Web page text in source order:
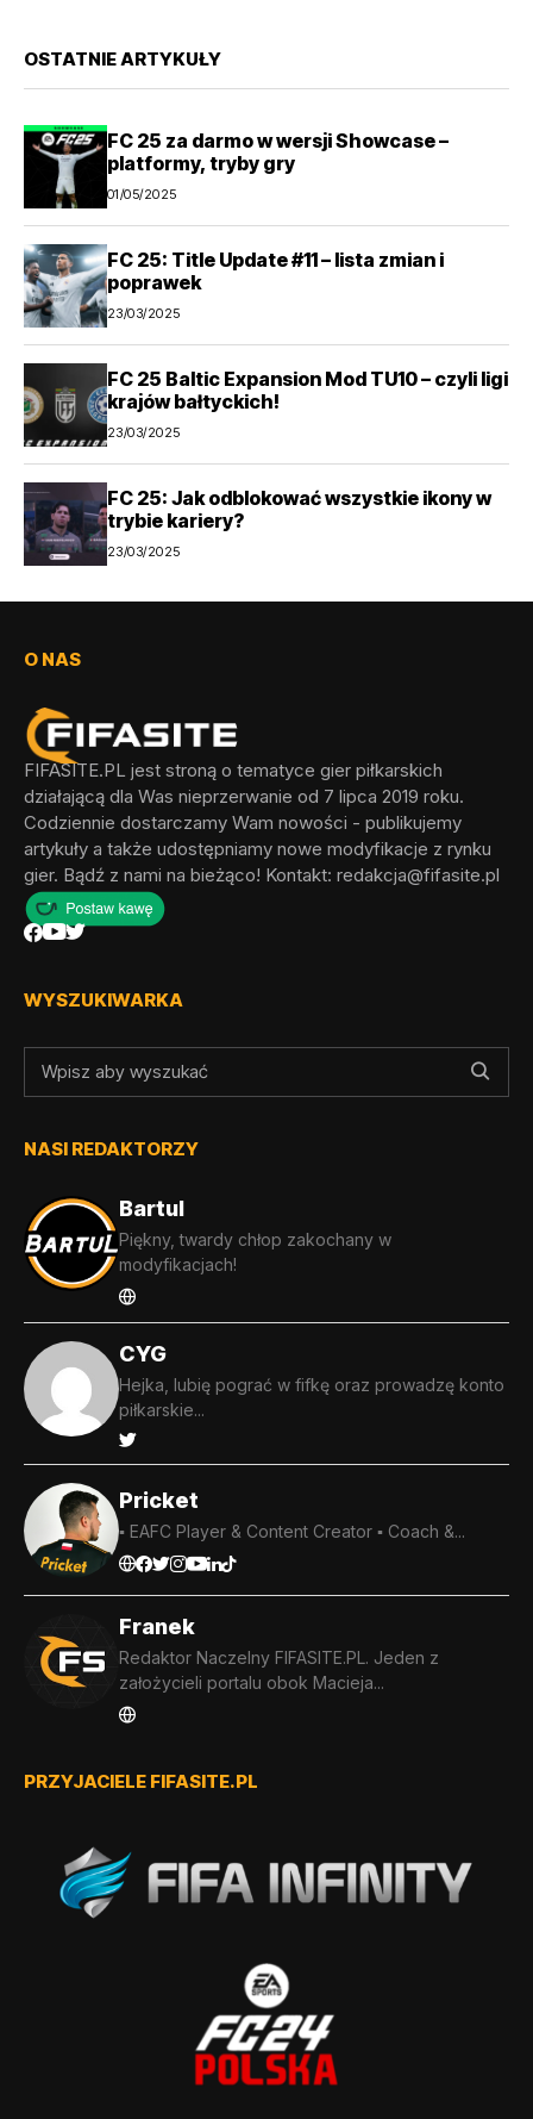
OSTATNIE ARTYKUŁY
FC 25 za darmo w wersji Showcase –
platformy, tryby gry
01/05/2025
FC 25: Title Update #11 – lista zmian i
poprawek
23/03/2025
FC 25 Baltic Expansion Mod TU10 – czyli ligi
krajów bałtyckich!
23/03/2025
FC 25: Jak odblokować wszystkie ikony w
trybie kariery?
23/03/2025
O NAS
FIFASITE.PL jest stroną o tematyce gier piłkarskich
działającą dla Was nieprzerwanie od 7 lipca 2019 roku.
Codziennie dostarczamy Wam nowości - publikujemy
artykuły a także udostępniamy nowe modyfikacje z rynku
gier. Bądź z nami na bieżąco! Kontakt: redakcja@fifasite.pl
WYSZUKIWARKA
NASI REDAKTORZY
Bartul
Piękny, twardy chłop zakochany w
modyfikacjach!
CYG
Hejka, lubię pograć w fifkę oraz prowadzę konto
piłkarskie...
Pricket
▪️ EAFC Player & Content Creator ▪️ Coach &...
Franek
Redaktor Naczelny FIFASITE.PL. Jeden z
założycieli portalu obok Macieja...
PRZYJACIELE FIFASITE.PL